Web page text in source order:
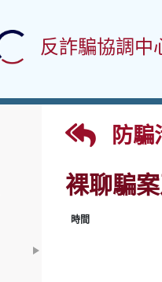
反詐騙協調中
防騙
裸聊騙
時間